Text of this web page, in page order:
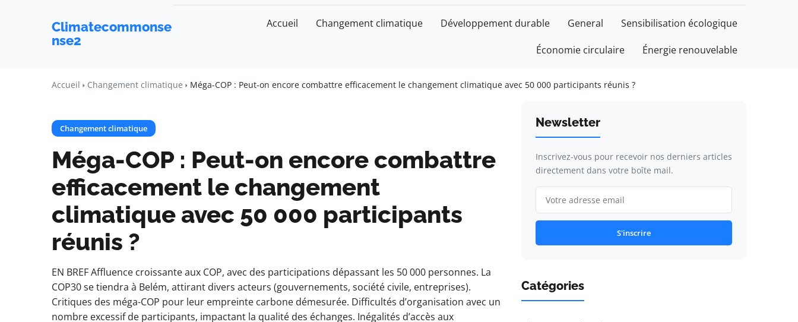
Climatecommonse
nse2
Accueil Changement climatique Développement durable General Sensibilisation écologique
Économie circulaire Énergie renouvelable
Accueil Changement climatique Méga-COP : Peut-on encore combattre efficacement le changement climatique avec 50 000 participants réunis ?
Changement climatique
Méga-COP : Peut-on encore combattre
efficacement le changement
climatique avec 50 000 participants
réunis ?
EN BREF Affluence croissante aux COP, avec des participations dépassant les 50 000 personnes. La
COP30 se tiendra à Belém, attirant divers acteurs (gouvernements, société civile, entreprises).
Critiques des méga-COP pour leur empreinte carbone démesurée. Difficultés d’organisation avec un
nombre excessif de participants, impactant la qualité des échanges. Inégalités d’accès aux
Newsletter
Inscrivez-vous pour recevoir nos derniers articles
directement dans votre boîte mail.
S'inscrire
Catégories